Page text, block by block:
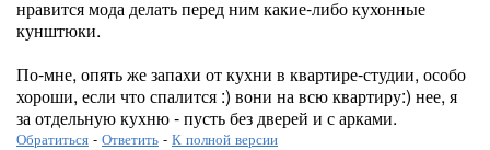
нравится мода делать перед ним какие-либо кухонные
кунштюки.
По-мне, опять же запахи от кухни в квартире-студии, особо
хороши, если что спалится :) вони на всю квартиру:) нее, я
за отдельную кухню - пусть без дверей и с арками.
Обратиться - Ответить - К полной версии